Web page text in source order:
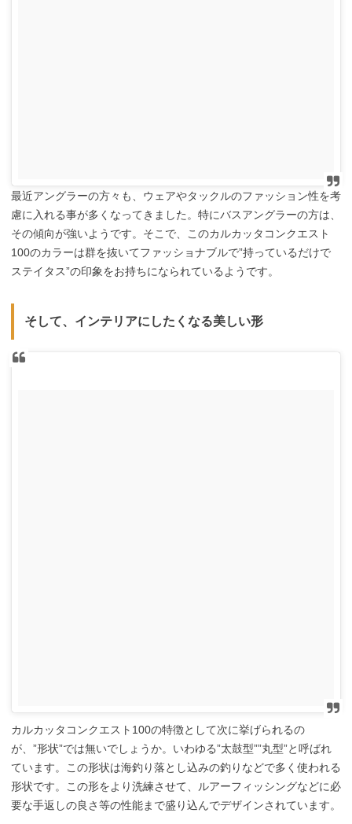
最近アングラーの方々も、ウェアやタックルのファッション性を考
慮に入れる事が多くなってきました。特にバスアングラーの方は、
その傾向が強いようです。そこで、このカルカッタコンクエスト
100のカラーは群を抜いてファッショナブルで”持っているだけで
ステイタス”の印象をお持ちになられているようです。
そして、インテリアにしたくなる美しい形
カルカッタコンクエスト100の特徴として次に挙げられるの
が、”形状”では無いでしょうか。いわゆる”太鼓型””丸型”と呼ばれ
ています。この形状は海釣り落とし込みの釣りなどで多く使われる
形状です。この形をより洗練させて、ルアーフィッシングなどに必
要な手返しの良さ等の性能まで盛り込んでデザインされています。